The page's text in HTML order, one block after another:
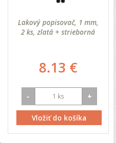
Lakový popisovač, 1 mm,
2 ks, zlatá + strieborná
8.13 €
- +
Vložiť do košíka